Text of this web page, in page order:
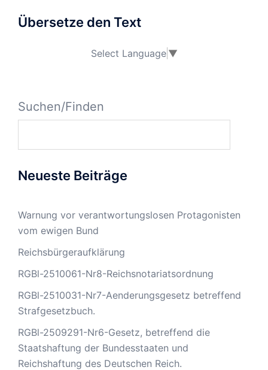
Übersetze den Text
Select Language ▼
Suchen/Finden
Neueste Beiträge
Warnung vor verantwortungslosen Protagonisten
vom ewigen Bund
Reichsbürgeraufklärung
RGBl-2510061-Nr8-Reichsnotariatsordnung
RGBl-2510031-Nr7-Aenderungsgesetz betreffend
Strafgesetzbuch.
RGBl-2509291-Nr6-Gesetz, betreffend die
Staatshaftung der Bundesstaaten und
Reichshaftung des Deutschen Reich.